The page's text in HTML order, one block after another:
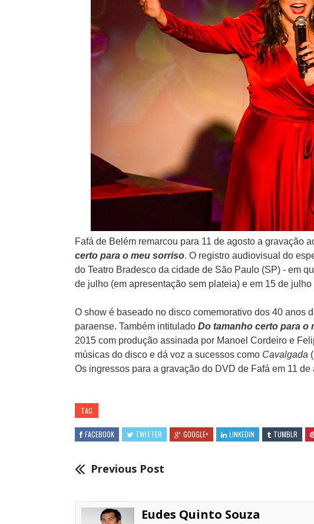
Fafá de Belém remarcou para 11 de agosto a gravação
certo para o meu sorriso. O registro audiovisual do
do Teatro Bradesco da cidade de São Paulo (SP) - em
de julho (em apresentação sem plateia) e em 15 de
O show é baseado no disco comemorativo dos 40 anos
paraense. Também intitulado Do tamanho certo para o
2015 com produção assinada por Manoel Cordeiro e
músicas do disco e dá voz a sucessos como Cavalgada
Os ingressos para a gravação do DVD de Fafá em 11
TAG
FACEBOOK TWITTER GOOGLE+ LINKEDIN TUMBLR
Previous Post
Eudes Quinto Souza